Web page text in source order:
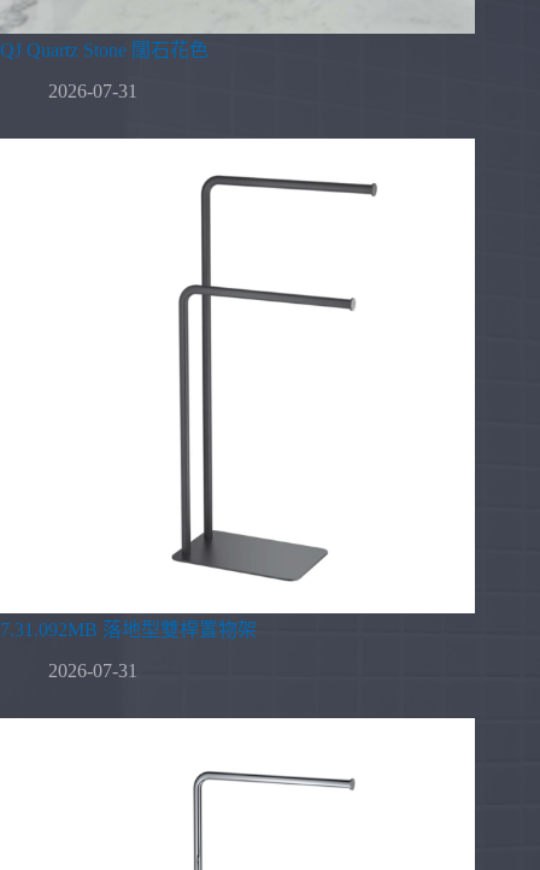
QJ Quartz Stone 闊石花色
2026-07-31
7.31.092MB 落地型雙桿置物架
2026-07-31